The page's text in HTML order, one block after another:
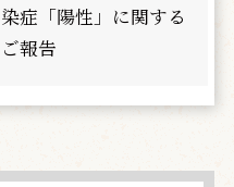
染症「陽性」に関する
ご報告